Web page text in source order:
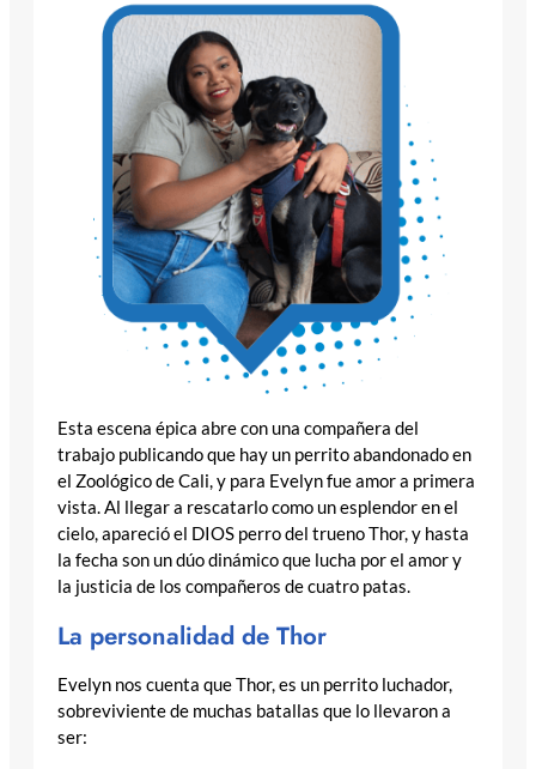
Esta escena épica abre con una compañera del
trabajo publicando que hay un perrito abandonado en
el Zoológico de Cali, y para Evelyn fue amor a primera
vista. Al llegar a rescatarlo como un esplendor en el
cielo, apareció el DIOS perro del trueno Thor, y hasta
la fecha son un dúo dinámico que lucha por el amor y
la justicia de los compañeros de cuatro patas.
La personalidad de Thor
Evelyn nos cuenta que Thor, es un perrito luchador,
sobreviviente de muchas batallas que lo llevaron a
ser: